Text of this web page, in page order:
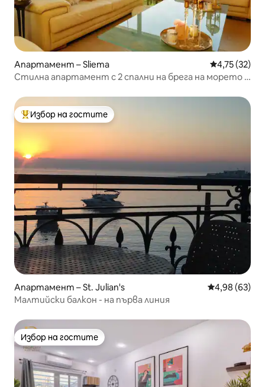
Апартамент – Sliema Средна
4,75 (32)
Стилна апартамент с 2 спални на брега на морето в
Най-популярен избор на гостите
Избор на гостите
Апартамент – St. Julian's Средна
4,98 (63)
Малтийски балкон - на първа линия
Избор на гостите
Избор на гостите